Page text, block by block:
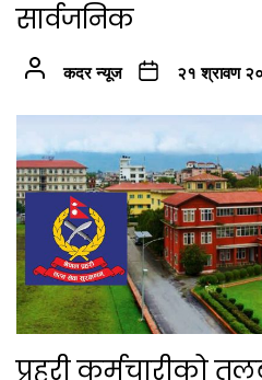
सार्वजनिक
कदर न्यूज २१ श्रावण
प्रहरी कर्मचारीको